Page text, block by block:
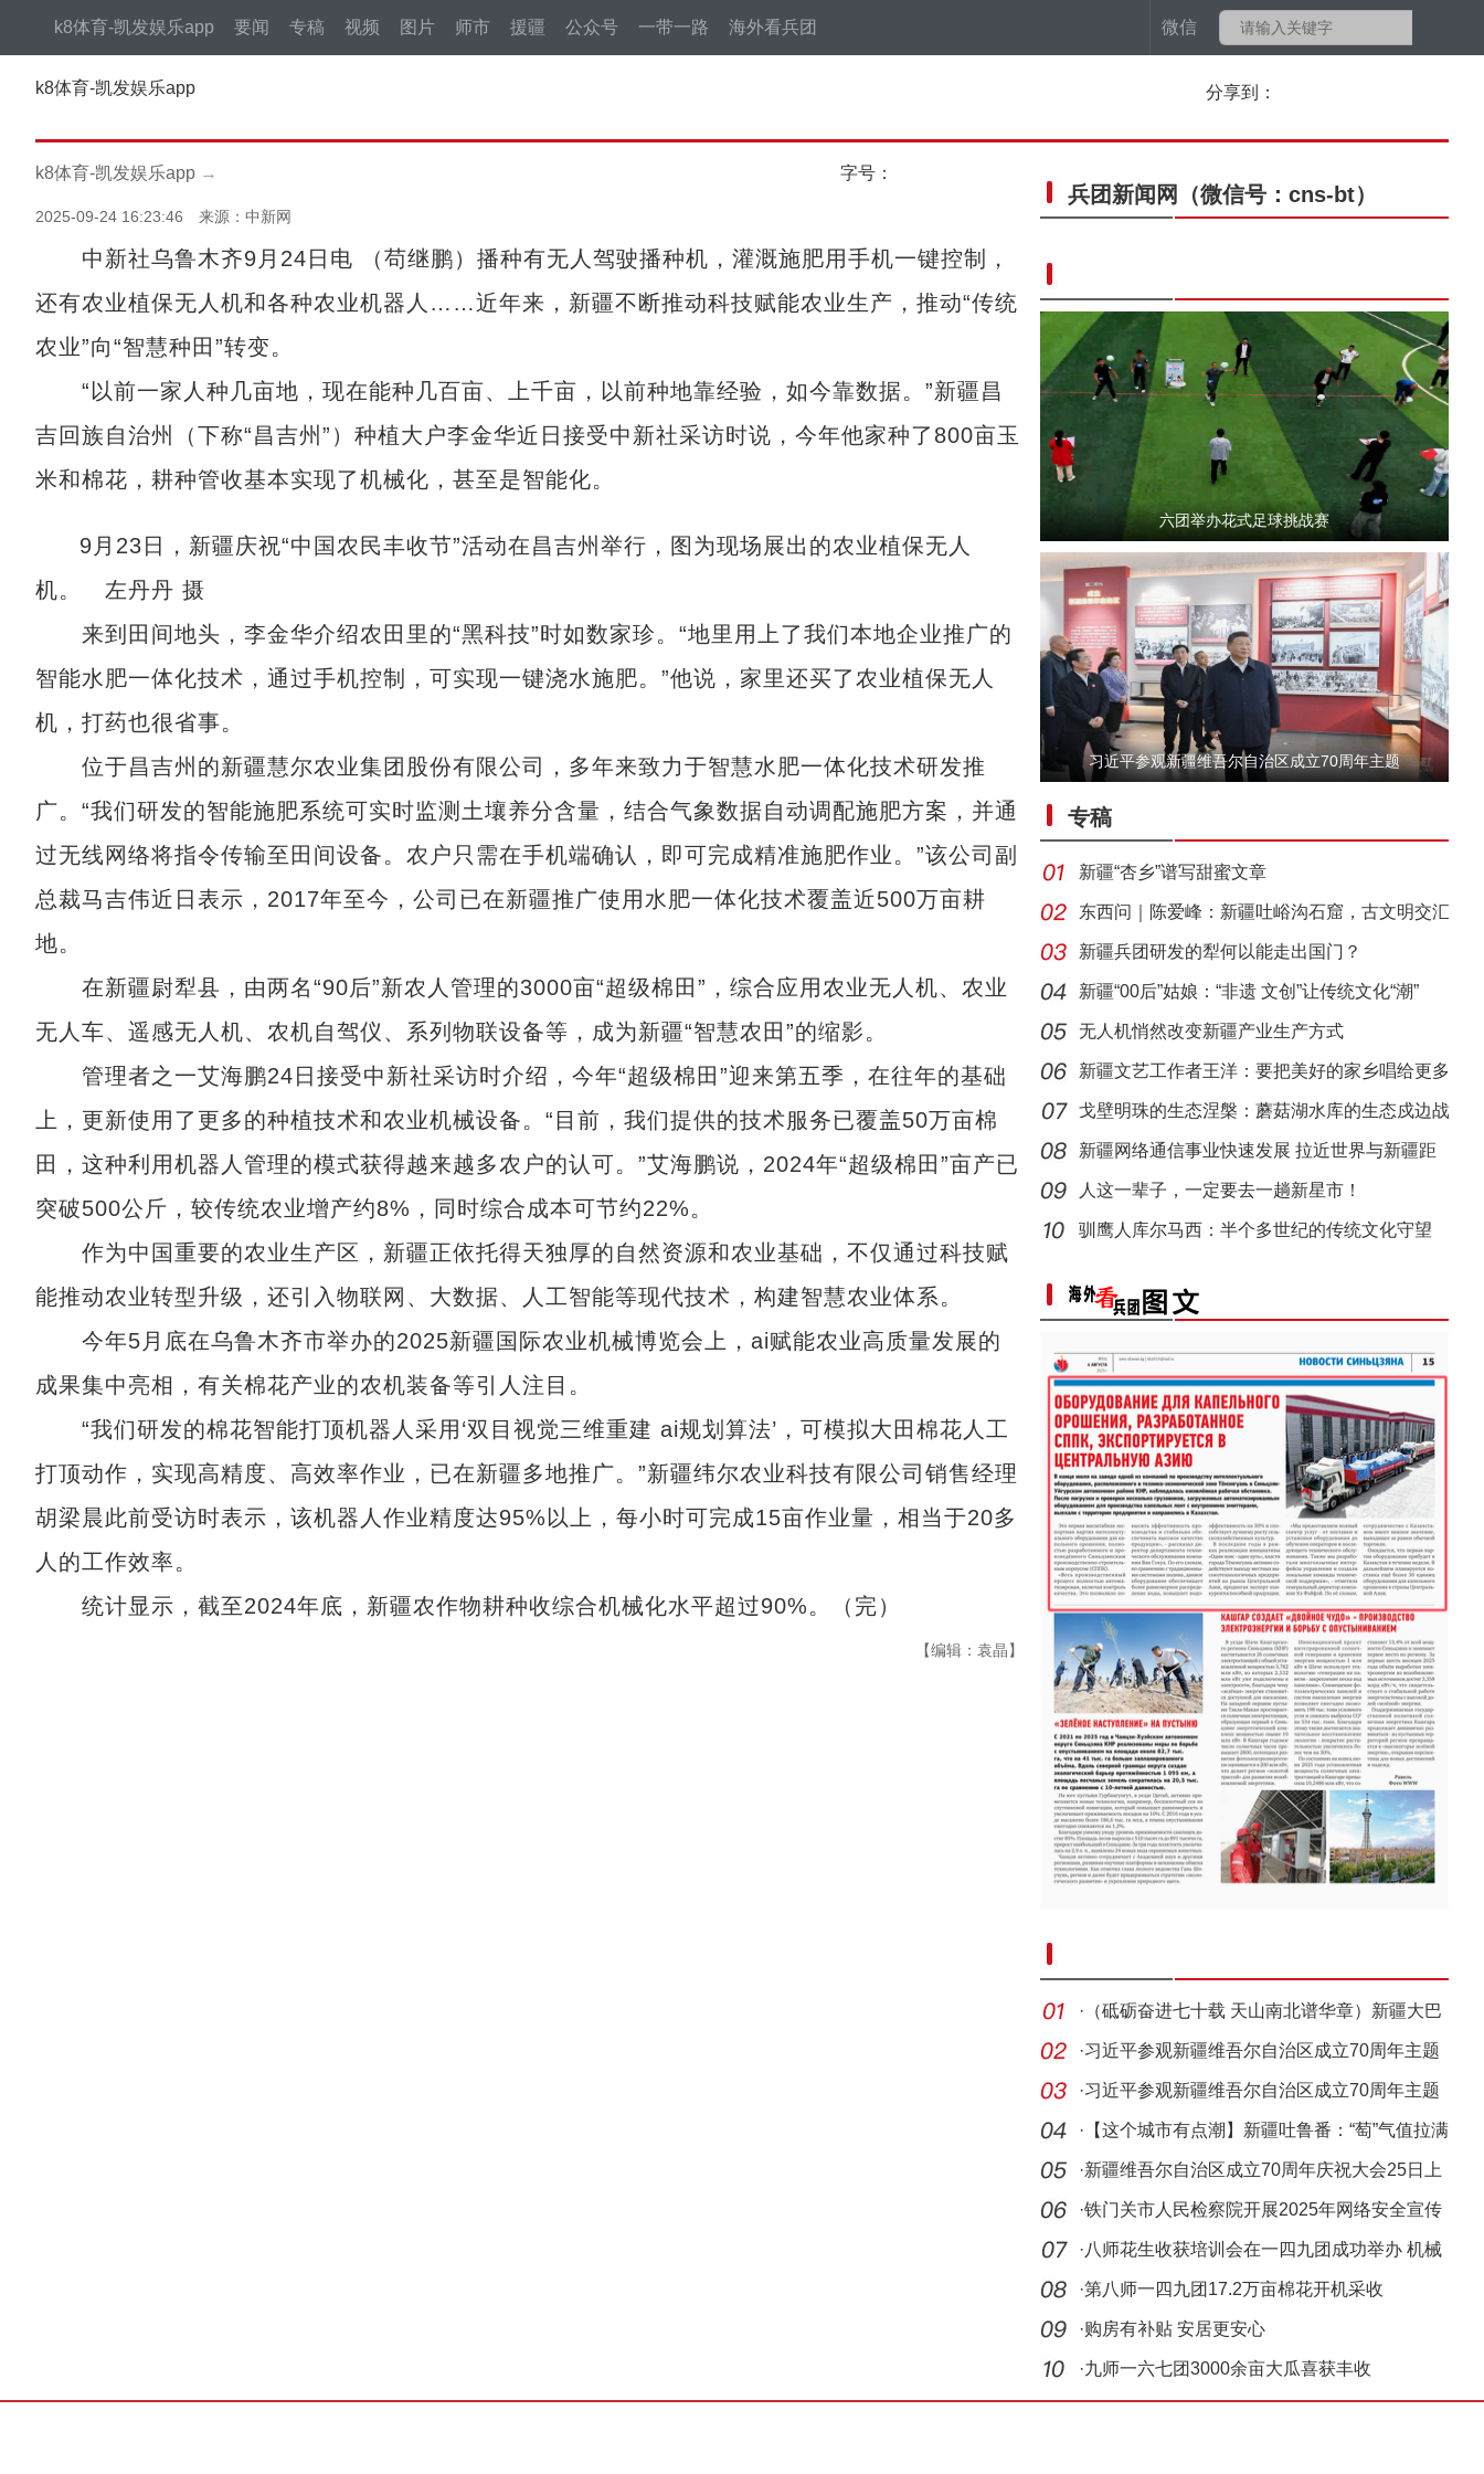
微信
k8体育-凯发娱乐app 要闻 专稿 视频 图片 师市 援疆 公众号 一带一路 海外看兵团
k8体育-凯发娱乐app 分享到：
k8体育-凯发娱乐app → 字号：
2025-09-24 16:23:46 来源：中新网
中新社乌鲁木齐9月24日电 （苟继鹏）播种有无人驾驶播种机，灌溉施肥用手机一键控制，
还有农业植保无人机和各种农业机器人……近年来，新疆不断推动科技赋能农业生产，推动“传统
农业”向“智慧种田”转变。
“以前一家人种几亩地，现在能种几百亩、上千亩，以前种地靠经验，如今靠数据。”新疆昌
吉回族自治州（下称“昌吉州”）种植大户李金华近日接受中新社采访时说，今年他家种了800亩玉
米和棉花，耕种管收基本实现了机械化，甚至是智能化。
9月23日，新疆庆祝“中国农民丰收节”活动在昌吉州举行，图为现场展出的农业植保无人
机。 左丹丹 摄
来到田间地头，李金华介绍农田里的“黑科技”时如数家珍。“地里用上了我们本地企业推广的
智能水肥一体化技术，通过手机控制，可实现一键浇水施肥。”他说，家里还买了农业植保无人
机，打药也很省事。
位于昌吉州的新疆慧尔农业集团股份有限公司，多年来致力于智慧水肥一体化技术研发推
广。“我们研发的智能施肥系统可实时监测土壤养分含量，结合气象数据自动调配施肥方案，并通
过无线网络将指令传输至田间设备。农户只需在手机端确认，即可完成精准施肥作业。”该公司副
总裁马吉伟近日表示，2017年至今，公司已在新疆推广使用水肥一体化技术覆盖近500万亩耕
地。
在新疆尉犁县，由两名“90后”新农人管理的3000亩“超级棉田”，综合应用农业无人机、农业
无人车、遥感无人机、农机自驾仪、系列物联设备等，成为新疆“智慧农田”的缩影。
管理者之一艾海鹏24日接受中新社采访时介绍，今年“超级棉田”迎来第五季，在往年的基础
上，更新使用了更多的种植技术和农业机械设备。“目前，我们提供的技术服务已覆盖50万亩棉
田，这种利用机器人管理的模式获得越来越多农户的认可。”艾海鹏说，2024年“超级棉田”亩产已
突破500公斤，较传统农业增产约8%，同时综合成本可节约22%。
作为中国重要的农业生产区，新疆正依托得天独厚的自然资源和农业基础，不仅通过科技赋
能推动农业转型升级，还引入物联网、大数据、人工智能等现代技术，构建智慧农业体系。
今年5月底在乌鲁木齐市举办的2025新疆国际农业机械博览会上，ai赋能农业高质量发展的
成果集中亮相，有关棉花产业的农机装备等引人注目。
“我们研发的棉花智能打顶机器人采用‘双目视觉三维重建 ai规划算法’，可模拟大田棉花人工
打顶动作，实现高精度、高效率作业，已在新疆多地推广。”新疆纬尔农业科技有限公司销售经理
胡梁晨此前受访时表示，该机器人作业精度达95%以上，每小时可完成15亩作业量，相当于20多
人的工作效率。
统计显示，截至2024年底，新疆农作物耕种收综合机械化水平超过90%。（完）
【编辑：袁晶】
兵团新闻网 （微信号：cns-bt）
六团举办花式足球挑战赛
【与你为邻】吉国马戏表演技师：这里的人和
第一师六团西梅进入采摘期
习近平参观新疆维吾尔自治区成立70周年主题
乌鲁木齐街头装扮一新迎接新疆维吾尔自治区
专稿
新疆“杏乡”谱写甜蜜文章
东西问｜陈爱峰：新疆吐峪沟石窟，古文明交汇
见证
新疆兵团研发的犁何以能走出国门？
新疆“00后”姑娘：“非遗 文创”让传统文化“潮”
无人机悄然改变新疆产业生产方式
新疆文艺工作者王洋：要把美好的家乡唱给更多
人听
戈壁明珠的生态涅槃：蘑菇湖水库的生态戍边战
新疆网络通信事业快速发展 拉近世界与新疆距
离
人这一辈子，一定要去一趟新星市！
驯鹰人库尔马西：半个多世纪的传统文化守望
· （砥砺奋进七十载 天山南北谱华章）新疆大巴
扎的烟
·习近平参观新疆维吾尔自治区成立70周年主题
成就展
·习近平参观新疆维吾尔自治区成立70周年主题
成就展
· 【这个城市有点潮】新疆吐鲁番：“萄”气值拉满
极
·新疆维吾尔自治区成立70周年庆祝大会25日上
午在乌
·铁门关市人民检察院开展2025年网络安全宣传
周系列
·八师花生收获培训会在一四九团成功举办 机械
化助力
·第八师一四九团17.2万亩棉花开机采收
·购房有补贴 安居更安心
·九师一六七团3000余亩大瓜喜获丰收